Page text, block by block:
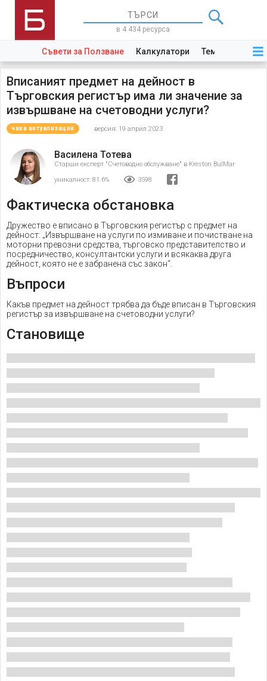
в 4 434 ресурса
Съвети за Ползване Калкулатори Теми Закони
Вписаният предмет на дейност в
Търговския регистър има ли значение за
извършване на счетоводни услуги?
чака актуализация версия: 19 април 2023
Василена Тотева
Старши експерт "Счетоводно обслужване" в Kreston BulMar
уникалност: 81.6% 3598
Фактическа обстановка
Дружество е вписано в Търговския регистър с предмет на
дейност: „Извършване на услуги по измиване и почистване на
моторни превозни средства, търговско представителство и
посредничество, консултантски услуги и всякаква друга
дейност, която не е забранена със закон“.
Въпроси
Какъв предмет на дейност трябва да бъде вписан в Търговския
регистър за извършване на счетоводни услуги?
Становище